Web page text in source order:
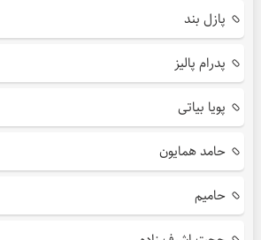
پازل بند
پدرام پالیز
پویا بیاتی
حامد همایون
حامیم